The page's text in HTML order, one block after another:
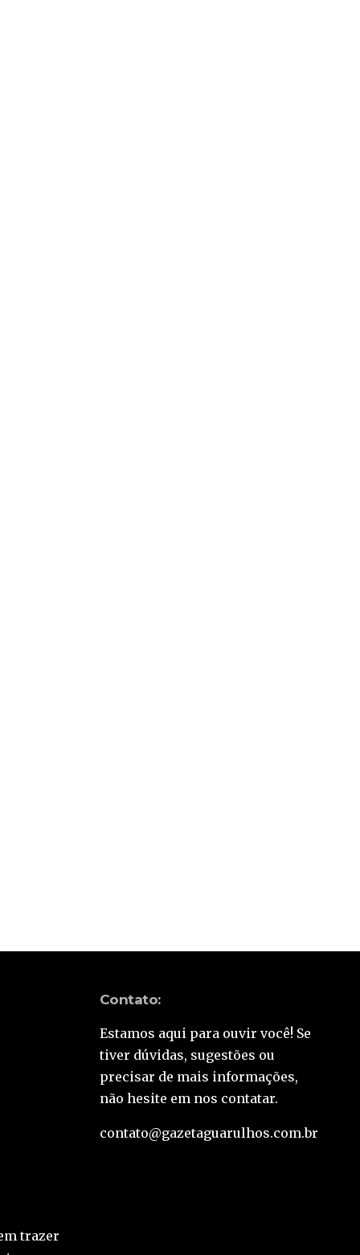
trazer
Contato:
Estamos aqui para ouvir você! Se
tiver dúvidas, sugestões ou
precisar de mais informações,
não hesite em nos contatar.
contato@gazetaguarulhos.com.br